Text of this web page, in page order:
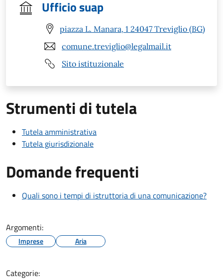
Ufficio suap
piazza L. Manara, 1 24047 Treviglio (BG)
comune.treviglio@legalmail.it
Sito istituzionale
Strumenti di tutela
Tutela amministrativa
Tutela giurisdizionale
Domande frequenti
Quali sono i tempi di istruttoria di una comunicazione?
Argomenti:
Imprese Aria
Categorie: